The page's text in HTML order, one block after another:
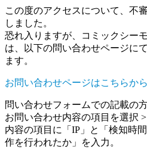
この度のアクセスについて、不
しました。
恐れ入りますが、コミックシー
は、以下の問い合わせページに
ます。
お問い合わせページはこちらか
問い合わせフォームでの記載の
お問い合わせ内容の項目を選択
内容の項目に「IP」と「検知時
作を行われたか」を入力。